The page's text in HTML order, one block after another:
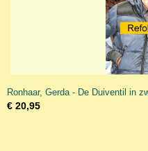
Ronhaar, Gerda - De Duiventil in
€ 20,95